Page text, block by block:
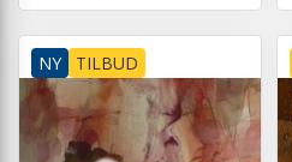
NY TILBUD